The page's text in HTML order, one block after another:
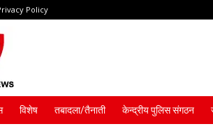
Policy
विशेष तबादला/तैनाती केन्द्रीय पुलिस संगठन